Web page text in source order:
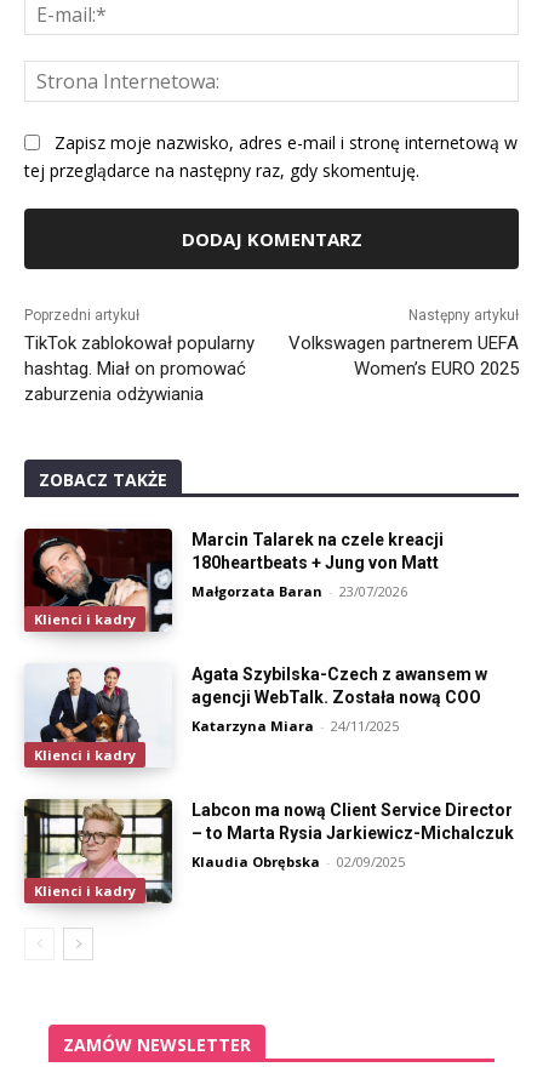
Zapisz moje nazwisko, adres e-mail i stronę internetową w
tej przeglądarce na następny raz, gdy skomentuję.
Poprzedni artykuł
TikTok zablokował popularny
hashtag. Miał on promować
zaburzenia odżywiania
Następny artykuł
Volkswagen partnerem UEFA
Women’s EURO 2025
ZOBACZ TAKŻE
Klienci i kadry
Marcin Talarek na czele kreacji
180heartbeats + Jung von Matt
Małgorzata Baran - 23/07/2026
Klienci i kadry
Agata Szybilska-Czech z awansem w
agencji WebTalk. Została nową COO
Katarzyna Miara - 24/11/2025
Klienci i kadry
Labcon ma nową Client Service Director
– to Marta Rysia Jarkiewicz-Michalczuk
Klaudia Obrębska - 02/09/2025
ZAMÓW NEWSLETTER